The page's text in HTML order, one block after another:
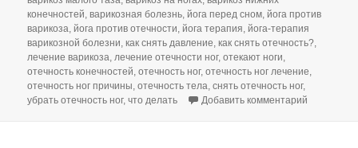
конечностей,варикозная болезнь,йога перед сном,йога против
варикоза,йога против отечности,йога терапия,йога-терапия
варикозной болезни,как снять давление,как снять отечность?,
лечение варикоза,лечение отечности ног,отекают ноги,
отечность конечностей,отечность ног,отечность ног лечение,
отечность ног причины,отечность тела,снять отечность ног,
убрать отечность ног,что делать Добавить комментарий